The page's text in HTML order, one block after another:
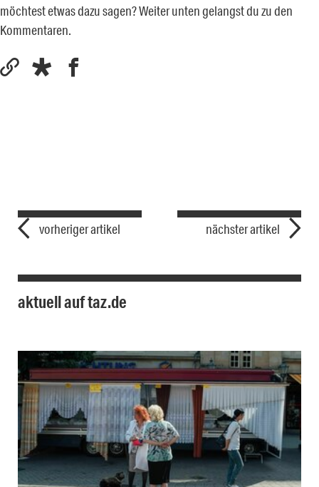
möchtest etwas dazu sagen? Weiter unten gelangst du zu den
Kommentaren.
vorheriger artikel nächster artikel
aktuell auf taz.de